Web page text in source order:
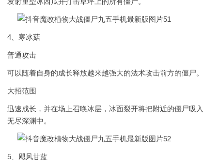
4、寒冰菇
普通攻击
可以随着自身的成长释放越来越强大的法术攻击前方的僵尸。
大招范围
迅速成长，并在场上召唤冰层，冰面裂开将把附近的僵尸吸入
无尽深渊中。
5、飓风甘蓝